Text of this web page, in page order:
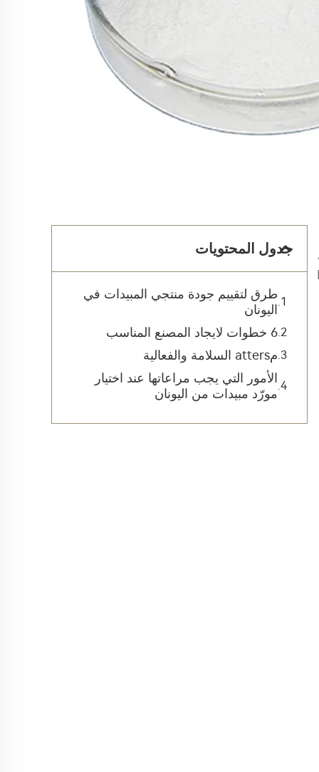
جدول المحتويات
طرق لتقييم جودة منتجي المبيدات في
اليونان
6 خطوات لايجاد المصنع المناسب
مatters السلامة والفعالية
الأمور التي يجب مراعاتها عند اختيار
مورّد مبيدات من اليونان